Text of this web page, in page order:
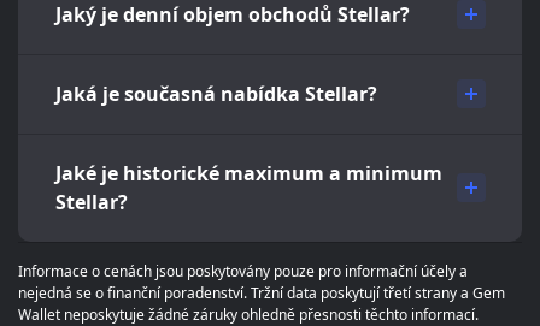
Jaký je denní objem obchodů Stellar?
Jaká je současná nabídka Stellar?
Jaké je historické maximum a minimum
Stellar?
Informace o cenách jsou poskytovány pouze pro informační účely a
nejedná se o finanční poradenství. Tržní data poskytují třetí strany a Gem
Wallet neposkytuje žádné záruky ohledně přesnosti těchto informací.